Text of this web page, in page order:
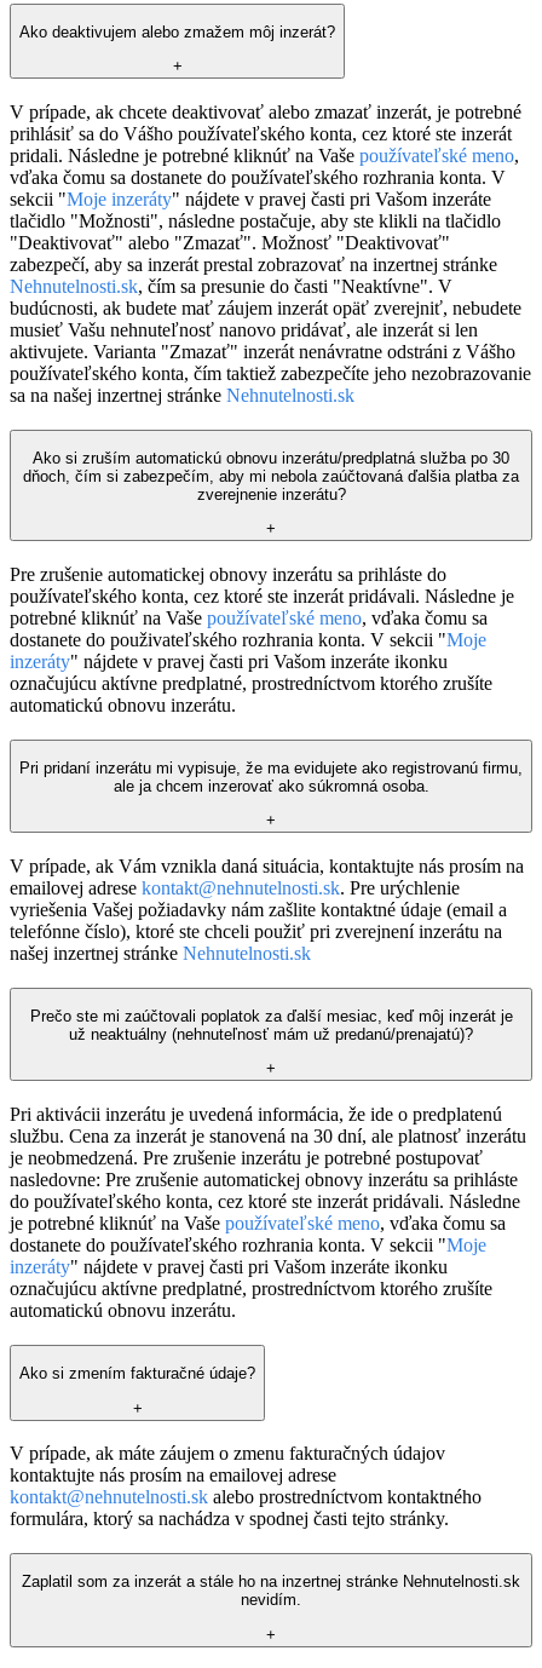
Ako deaktivujem alebo zmažem môj inzerát?
+
V prípade, ak chcete deaktivovať alebo zmazať inzerát, je potrebné
prihlásiť sa do Vášho používateľského konta, cez ktoré ste inzerát
pridali. Následne je potrebné kliknúť na Vaše používateľské meno,
vďaka čomu sa dostanete do používateľského rozhrania konta. V
sekcii "Moje inzeráty" nájdete v pravej časti pri Vašom inzeráte
tlačidlo "Možnosti", následne postačuje, aby ste klikli na tlačidlo
"Deaktivovať" alebo "Zmazať". Možnosť "Deaktivovať"
zabezpečí, aby sa inzerát prestal zobrazovať na inzertnej stránke
Nehnutelnosti.sk, čím sa presunie do časti "Neaktívne". V
budúcnosti, ak budete mať záujem inzerát opäť zverejniť, nebudete
musieť Vašu nehnuteľnosť nanovo pridávať, ale inzerát si len
aktivujete. Varianta "Zmazať" inzerát nenávratne odstráni z Vášho
používateľského konta, čím taktiež zabezpečíte jeho nezobrazovanie
sa na našej inzertnej stránke Nehnutelnosti.sk
Ako si zruším automatickú obnovu inzerátu/predplatná služba po 30
dňoch, čím si zabezpečím, aby mi nebola zaúčtovaná ďalšia platba za
zverejnenie inzerátu?
+
Pre zrušenie automatickej obnovy inzerátu sa prihláste do
používateľského konta, cez ktoré ste inzerát pridávali. Následne je
potrebné kliknúť na Vaše používateľské meno, vďaka čomu sa
dostanete do použivateľského rozhrania konta. V sekcii "Moje
inzeráty" nájdete v pravej časti pri Vašom inzeráte ikonku
označujúcu aktívne predplatné, prostredníctvom ktorého zrušíte
automatickú obnovu inzerátu.
Pri pridaní inzerátu mi vypisuje, že ma evidujete ako registrovanú firmu,
ale ja chcem inzerovať ako súkromná osoba.
+
V prípade, ak Vám vznikla daná situácia, kontaktujte nás prosím na
emailovej adrese kontakt@nehnutelnosti.sk. Pre urýchlenie
vyriešenia Vašej požiadavky nám zašlite kontaktné údaje (email a
telefónne číslo), ktoré ste chceli použiť pri zverejnení inzerátu na
našej inzertnej stránke Nehnutelnosti.sk
Prečo ste mi zaúčtovali poplatok za ďalší mesiac, keď môj inzerát je
už neaktuálny (nehnuteľnosť mám už predanú/prenajatú)?
+
Pri aktivácii inzerátu je uvedená informácia, že ide o predplatenú
službu. Cena za inzerát je stanovená na 30 dní, ale platnosť inzerátu
je neobmedzená. Pre zrušenie inzerátu je potrebné postupovať
nasledovne: Pre zrušenie automatickej obnovy inzerátu sa prihláste
do používateľského konta, cez ktoré ste inzerát pridávali. Následne
je potrebné kliknúť na Vaše používateľské meno, vďaka čomu sa
dostanete do používateľského rozhrania konta. V sekcii "Moje
inzeráty" nájdete v pravej časti pri Vašom inzeráte ikonku
označujúcu aktívne predplatné, prostredníctvom ktorého zrušíte
automatickú obnovu inzerátu.
Ako si zmením fakturačné údaje?
+
V prípade, ak máte záujem o zmenu fakturačných údajov
kontaktujte nás prosím na emailovej adrese
kontakt@nehnutelnosti.sk alebo prostredníctvom kontaktného
formulára, ktorý sa nachádza v spodnej časti tejto stránky.
Zaplatil som za inzerát a stále ho na inzertnej stránke Nehnutelnosti.sk
nevidím.
+